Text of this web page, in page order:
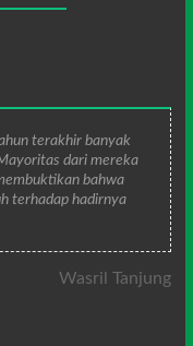
terakhir banyak
dari mereka
bahwa
terhadap hadirnya
Wasril Tanjung